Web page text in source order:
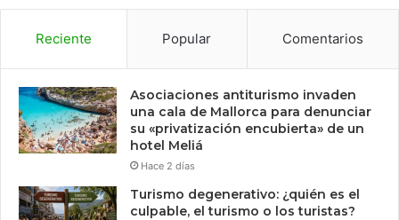
Reciente Popular Comentarios
Asociaciones antiturismo invaden
una cala de Mallorca para denunciar
su «privatización encubierta» de un
hotel Meliá
Hace 2 días
Turismo degenerativo: ¿quién es el
culpable, el turismo o los turistas?